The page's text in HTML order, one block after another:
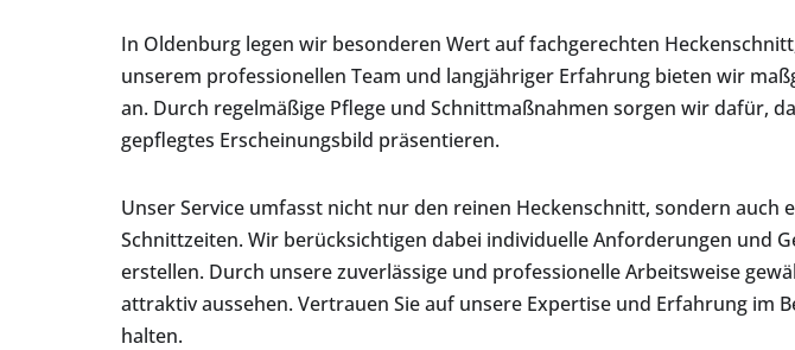
In Oldenburg legen wir besonderen Wert auf fachgerechten
unserem professionellen Team und langjähriger Erfahrung bieten wir
an. Durch regelmäßige Pflege und Schnittmaßnahmen sorgen wir dafür,
gepflegtes Erscheinungsbild präsentieren.
Unser Service umfasst nicht nur den reinen Heckenschnitt, sondern
Schnittzeiten. Wir berücksichtigen dabei individuelle Anforderungen und
erstellen. Durch unsere zuverlässige und professionelle Arbeitsweise
attraktiv aussehen. Vertrauen Sie auf unsere Expertise und Erfahrung im
halten.